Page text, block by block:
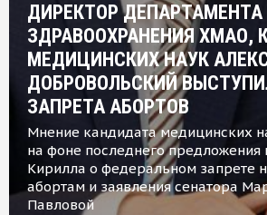
ДИРЕКТОР ДЕПАРТАМЕНТА
ЗДРАВООХРАНЕНИЯ ХМАО,
МЕДИЦИНСКИХ НАУК
ДОБРОВОЛЬСКИЙ
ЗАПРЕТА АБОРТОВ
Мнение кандидата медицинских
на фоне последнего
Кирилла о федеральном запрете
абортам и заявления сенатора
Павловой